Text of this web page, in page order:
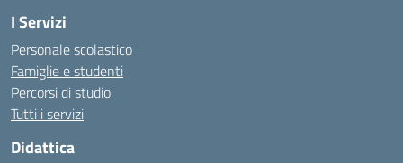
I Servizi
Personale scolastico
Famiglie e studenti
Percorsi di studio
Tutti i servizi
Didattica